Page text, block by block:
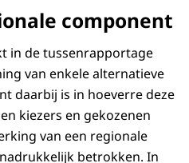
component
in de tussenrapportage
van enkele alternatieve
daarbij is in hoeverre deze
kiezers en gekozenen
van een regionale
betrokken. In